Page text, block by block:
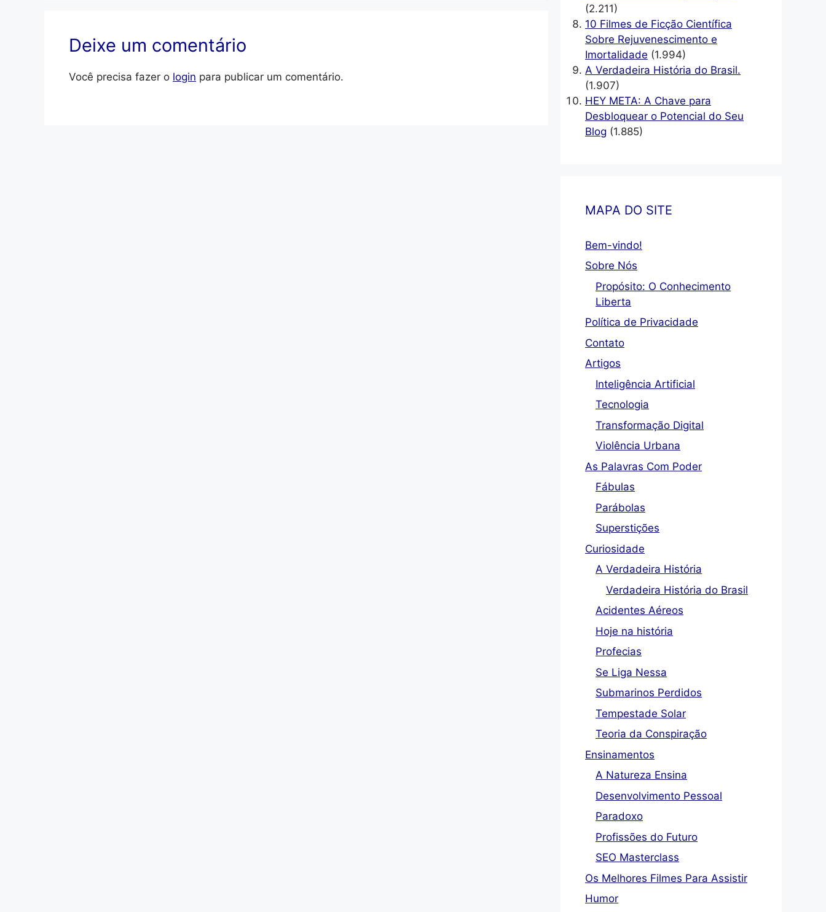
Deixe um comentário
Você precisa fazer o login para publicar um comentário.
(2.211)
10 Filmes de Ficção Científica
Sobre Rejuvenescimento e
Imortalidade (1.994)
A Verdadeira História do Brasil.
(1.907)
HEY META: A Chave para
Desbloquear o Potencial do Seu
Blog (1.885)
MAPA DO SITE
Bem-vindo!
Sobre Nós
Propósito: O Conhecimento
Liberta
Política de Privacidade
Contato
Artigos
Inteligência Artificial
Tecnologia
Transformação Digital
Violência Urbana
As Palavras Com Poder
Fábulas
Parábolas
Superstições
Curiosidade
A Verdadeira História
Verdadeira História do Brasil
Acidentes Aéreos
Hoje na história
Profecias
Se Liga Nessa
Submarinos Perdidos
Tempestade Solar
Teoria da Conspiração
Ensinamentos
A Natureza Ensina
Desenvolvimento Pessoal
Paradoxo
Profissões do Futuro
SEO Masterclass
Os Melhores Filmes Para Assistir
Humor